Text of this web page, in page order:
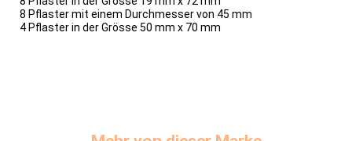
8 Pflaster mit einem Durchmesser von 45 mm
4 Pflaster in der Grösse 50 mm x 70 mm